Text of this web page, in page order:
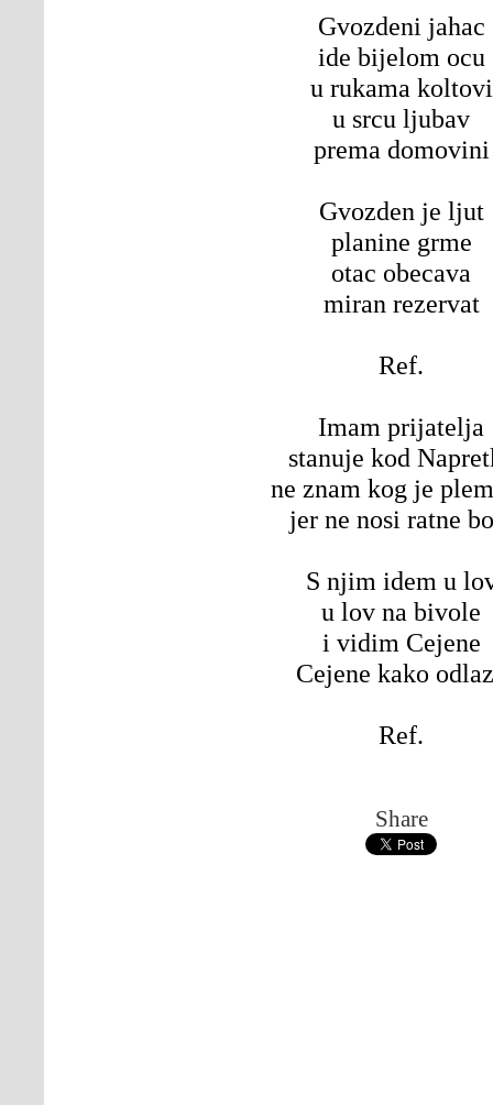
Gvozdeni jahac
ide bijelom ocu
u rukama koltovi
u srcu ljubav
prema domovini
Gvozden je ljut
planine grme
otac obecava
miran rezervat
Ref.
Imam prijatelja
stanuje kod
ne znam kog je
jer ne nosi ratne
S njim idem u
u lov na bivole
i vidim Cejene
Cejene kako
Ref.
Share